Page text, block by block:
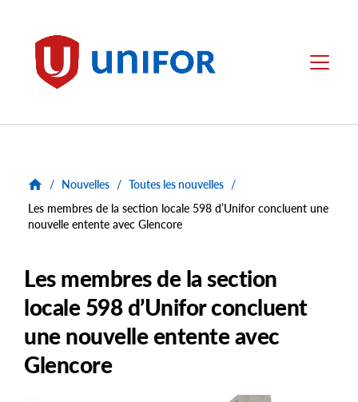
Unifor Menu
/ Nouvelles / Toutes les nouvelles /
Les membres de la section locale 598 d’Unifor concluent une
nouvelle entente avec Glencore
Les membres de la section
locale 598 d’Unifor concluent
une nouvelle entente avec
Glencore